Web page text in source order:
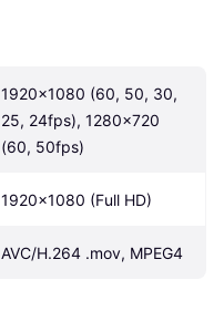
1920x1080 (60, 50, 30,
25, 24fps), 1280x720
(60, 50fps)
1920x1080 (Full HD)
AVC/H.264 .mov, MPEG4